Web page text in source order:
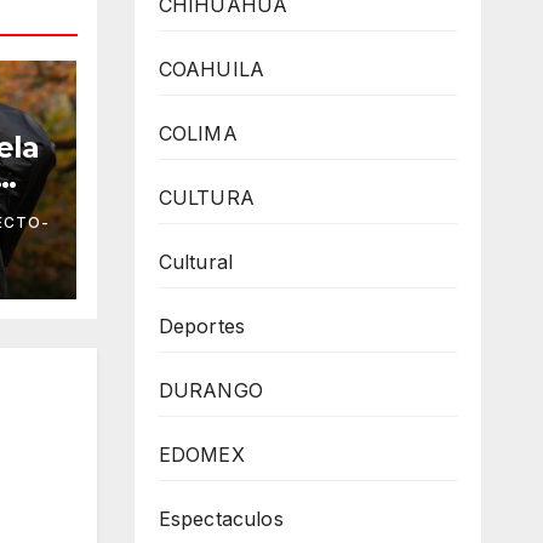
CHIHUAHUA
COAHUILA
COLIMA
CULTURA
Cultural
Deportes
DURANGO
EDOMEX
Espectaculos